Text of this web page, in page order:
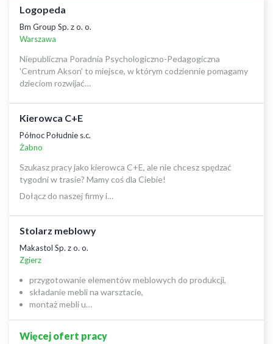
Logopeda
Bm Group Sp. z o. o.
Warszawa
Niepubliczna Poradnia Psychologiczno-Pedagogiczna
'Centrum Akson' to miejsce, w którym codziennie pomagamy
dzieciom rozwijać…
Kierowca C+E
Północ Południe s.c.
Żabno
Szukasz pracy jako kierowca C+E, ale nie chcesz spędzać
tygodni w trasie? Mamy coś dla Ciebie!
Dołącz do naszej firmy i…
Stolarz meblowy
Makastol Sp. z o. o.
Zgierz
przygotowanie elementów meblowych do produkcji,
składanie mebli na warsztacie,
montaż mebli u…
Więcej ofert pracy